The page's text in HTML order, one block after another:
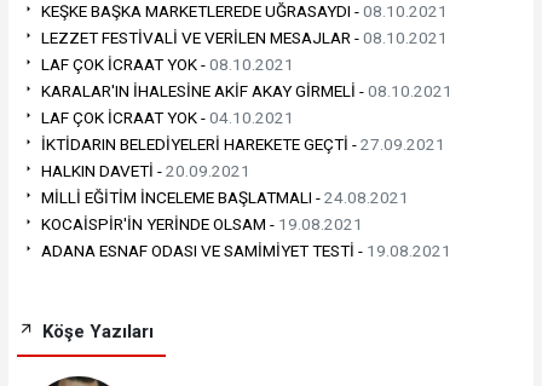
KEŞKE BAŞKA MARKETLEREDE UĞRASAYDI -08.10.2021
LEZZET FESTİVALİ VE VERİLEN MESAJLAR -08.10.2021
LAF ÇOK İCRAAT YOK -08.10.2021
KARALAR'IN İHALESİNE AKİF AKAY GİRMELİ -08.10.2021
LAF ÇOK İCRAAT YOK -04.10.2021
İKTİDARIN BELEDİYELERİ HAREKETE GEÇTİ -27.09.2021
HALKIN DAVETİ -20.09.2021
MİLLİ EĞİTİM İNCELEME BAŞLATMALI -24.08.2021
KOCAİSPİR'İN YERİNDE OLSAM - 19.08.2021
ADANA ESNAF ODASI VE SAMİMİYET TESTİ - 19.08.2021
Köşe Yazıları